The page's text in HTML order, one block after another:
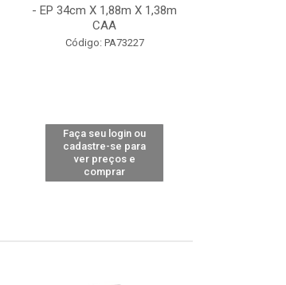
- EP 34cm X 1,88m X 1,38m
CAA
Código: PA73227
Faça seu login ou
cadastre-se para
ver preços e
comprar